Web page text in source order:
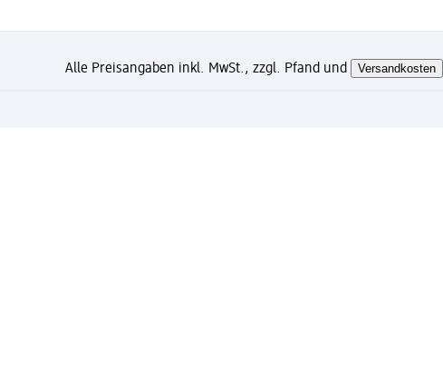
Alle Preisangaben inkl. MwSt., zzgl. Pfand und Versandkosten